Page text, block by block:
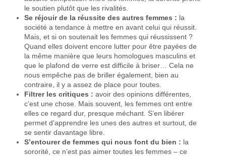
le soutien plutôt que les rivalités.
Se réjouir de la réussite des autres femmes : la
société a tendance à mettre en avant celui qui réussit.
Mais, et si on soutenait les femmes qui réussissent ?
Quand elles doivent encore lutter pour être payées de
la même manière que leurs homologues masculins et
que le plafond de verre est difficile à briser… Cela ne
nous empêche pas de briller également, bien au
contraire, il y a assez de place pour toutes.
Filtrer les critiques : avoir des opinions différentes,
c’est une chose. Mais souvent, les femmes ont entre
elles ce regard dur, presque méchant. S’en libérer
permet d’apprendre les unes des autres et surtout, de
se sentir davantage libre.
S’entourer de femmes qui nous font du bien : la
sororité, ce n’est pas aimer toutes les femmes – ce